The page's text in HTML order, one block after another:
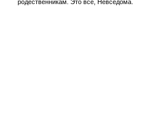
родественникам. Это все, Невседома.